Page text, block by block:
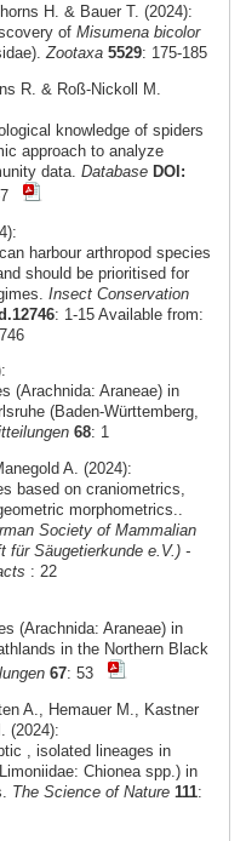
H. & Bauer T. (2024):
of Misumena bicolor
Zootaxa 5529: 175-185
R. & Roß-Nickoll M.
knowledge of spiders
approach to analyze
data. Database DOI:
7
harbour arthropod species
should be prioritised for
Insect Conservation
: 1-15 Available from:
(Arachnida: Araneae) in
(Baden-Württemberg,
68: 1
A. (2024):
based on craniometrics,
morphometrics..
Society of Mammalian
für Säugetierkunde e.V.) -
: 22
(Arachnida: Araneae) in
in the Northern Black
67: 53
A., Hemauer M., Kastner
(2024):
, isolated lineages in
Chionea spp.) in
The Science of Nature 111: